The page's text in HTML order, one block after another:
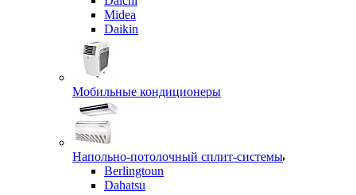
Midea
Daikin
Мобильные кондиционеры
Напольно-потолочный сплит-системы
Berlingtoun
Dahatsu